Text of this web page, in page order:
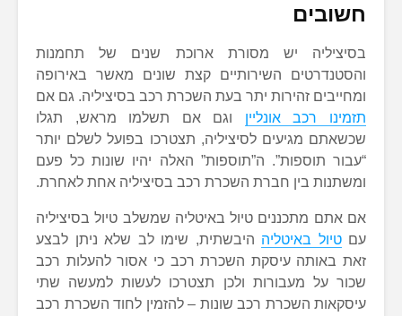
חשובים
בסיציליה יש מסורת ארוכת שנים של תחמנות
והסטנדרטים השירותיים קצת שונים מאשר באירופה
ומחייבים זהירות יתר בעת השכרת רכב בסיציליה. גם אם
תזמינו רכב אונליין וגם אם תשלמו מראש, תגלו
שכשאתם מגיעים לסיציליה, תצטרכו בפועל לשלם יותר
“עבור תוספות”. ה”תוספות” האלה יהיו שונות כל פעם
ומשתנות בין חברת השכרת רכב בסיציליה אחת לאחרת.
אם אתם מתכננים טיול באיטליה שמשלב טיול בסיציליה
עםטיול באיטליה היבשתית, שימו לב שלא ניתן לבצע
זאת באותה עיסקת השכרת רכב כי אסור להעלות רכב
שכור על מעבורות ולכן תצטרכו לעשות למעשה שתי
עיסקאות השכרת רכב שונות – להזמין לחוד השכרת רכב